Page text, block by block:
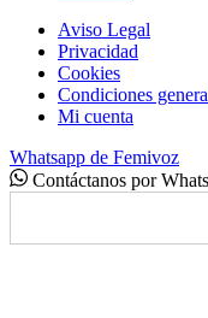
Aviso Legal
Privacidad
Cookies
Condiciones
Mi cuenta
Whatsapp de Femivoz
Contáctanos por